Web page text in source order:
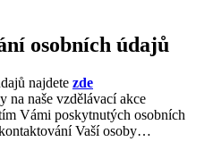
osobních údajů
najdete zde
na naše vzdělávací akce
Vámi poskytnutých osobních
Vaší osoby…